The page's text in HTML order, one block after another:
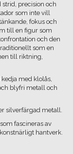
precision och
som inte vill
fokus och
till en figur som
och den
som en
till riktning,
med klolås,
blyfri metall och
silverfärgad metall.
fascineras av
hantverk.